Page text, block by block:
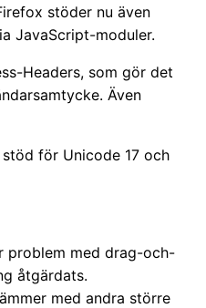
stöder nu även
JavaScript-moduler.
Headers, som gör det
Även
för Unicode 17 och
problem med drag-och-
åtgärdats.
med andra större